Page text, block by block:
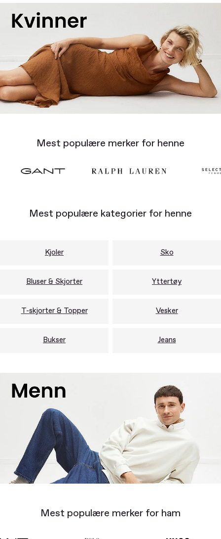
Mest populære merker for henne
Mest populære kategorier for henne
Kjoler Sko
Bluser & Skjorter Yttertøy
T-skjorter & Topper Vesker
Bukser Jeans
Mest populære merker for ham